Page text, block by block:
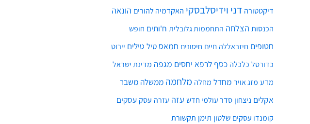
דיקטטורה דני וידיסלבסקי האקדמיה להורים הונאה
הכנסות הצלחה התחממות גלובלית ח'ותים חופש
חטופים חיזבאללה חיים חיסונים חמאס טיל טילים יירוט
כדורסל כלכלה כסף לרפא יחסים מגפה מדינת ישראל
מדע מזג אויר מחדל מחלה מלחמה ממשלה משבר
אקלים ניצחון סדר עולמי חדש עזה עזרה עסק עסקים
קומנדו עסקים שלטון תימן תקשורת